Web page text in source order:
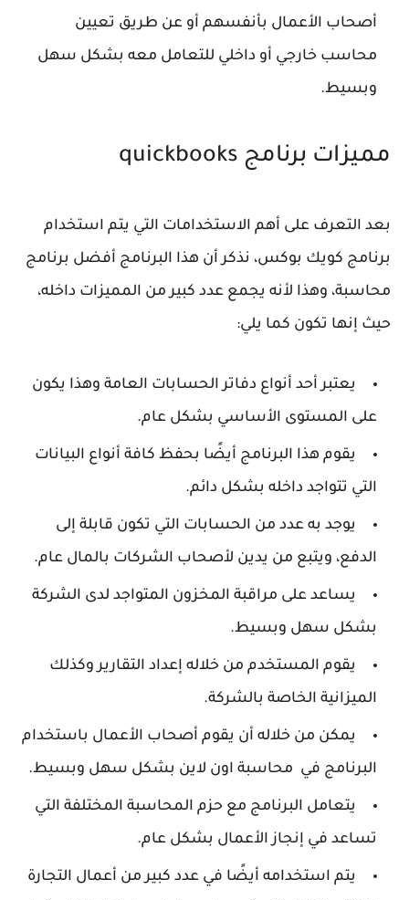
أصحاب الأعمال بأنفسهم أو عن طريق تعيين
محاسب خارجي أو داخلي للتعامل معه بشكل سهل
وبسيط.
مميزات برنامج quickbooks
بعد التعرف على أهم الاستخدامات التي يتم استخدام
برنامج كويك بوكس، نذكر أن هذا البرنامج أفضل برنامج
محاسبة، وهذا لأنه يجمع عدد كبير من المميزات داخله،
حيث إنها تكون كما يلي:
يعتبر أحد أنواع دفاتر الحسابات العامة وهذا يكون
على المستوى الأساسي بشكل عام.
يقوم هذا البرنامج أيضًا بحفظ كافة أنواع البيانات
التي تتواجد داخله بشكل دائم.
يوجد به عدد من الحسابات التي تكون قابلة إلى
الدفع، ويتبع من يدين لأصحاب الشركات بالمال عام.
يساعد على مراقبة المخزون المتواجد لدى الشركة
بشكل سهل وبسيط.
يقوم المستخدم من خلاله إعداد التقارير وكذلك
الميزانية الخاصة بالشركة.
يمكن من خلاله أن يقوم أصحاب الأعمال باستخدام
البرنامج في محاسبة اون لاين بشكل سهل وبسيط.
يتعامل البرنامج مع حزم المحاسبة المختلفة التي
تساعد في إنجاز الأعمال بشكل عام.
يتم استخدامه أيضًا في عدد كبير من أعمال التجارة